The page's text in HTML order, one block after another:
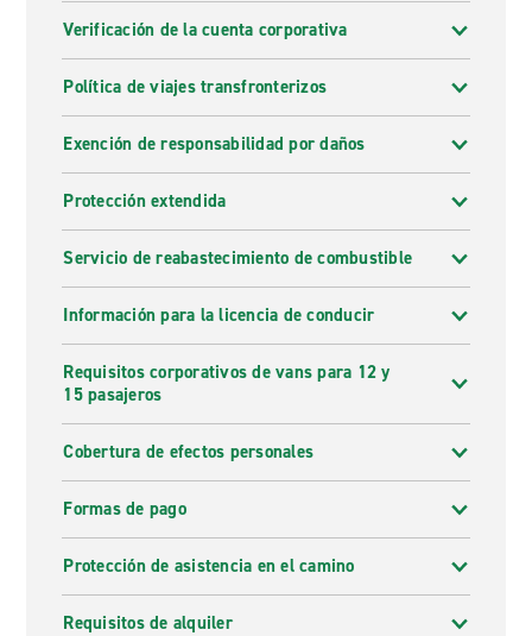
Verificación de la cuenta corporativa
Política de viajes transfronterizos
Exención de responsabilidad por daños
Protección extendida
Servicio de reabastecimiento de combustible
Información para la licencia de conducir
Requisitos corporativos de vans para 12 y
15 pasajeros
Cobertura de efectos personales
Formas de pago
Protección de asistencia en el camino
Requisitos de alquiler